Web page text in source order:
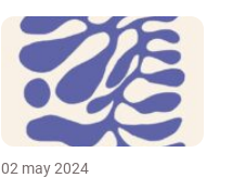
02 may 2024